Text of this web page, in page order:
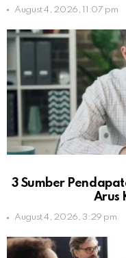
August 4, 2026, 11:07 pm
3 Sumber
Arus
August 4, 2026, 3:29 pm